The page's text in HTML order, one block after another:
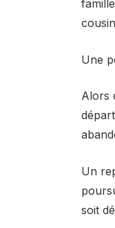
Une
Alors
Un
soit